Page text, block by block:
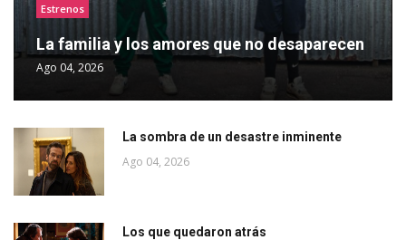
Estrenos
La familia y los amores que no desaparecen
Ago 04, 2026
La sombra de un desastre inminente
Ago 04, 2026
Los que quedaron atrás